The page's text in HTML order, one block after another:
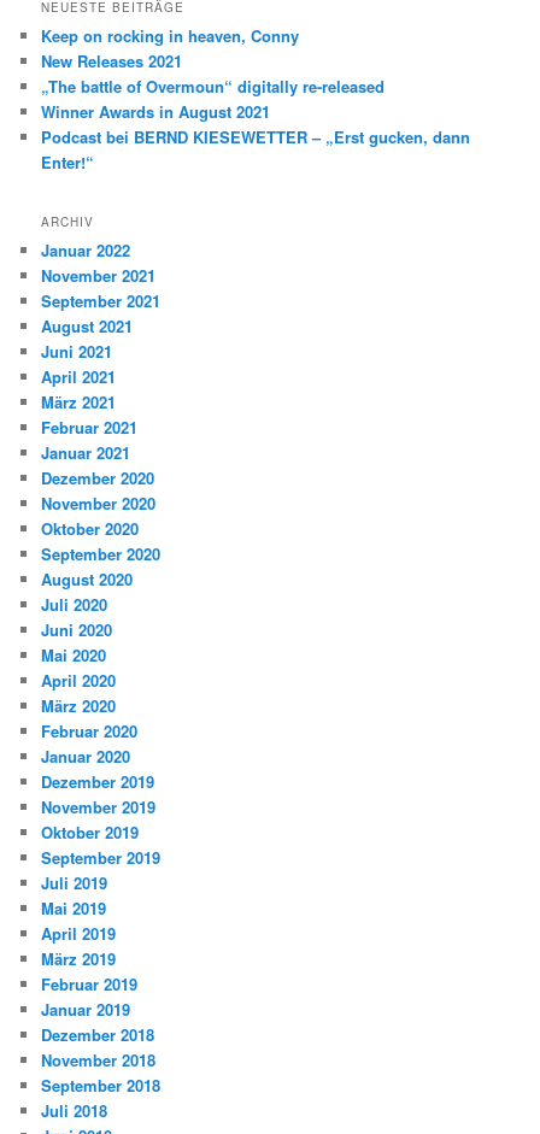
NEUESTE BEITRÄGE
Keep on rocking in heaven, Conny
New Releases 2021
„The battle of Overmoun“ digitally re-released
Winner Awards in August 2021
Podcast bei BERND KIESEWETTER – „Erst gucken, dann
Enter!“
ARCHIV
Januar 2022
November 2021
September 2021
August 2021
Juni 2021
April 2021
März 2021
Februar 2021
Januar 2021
Dezember 2020
November 2020
Oktober 2020
September 2020
August 2020
Juli 2020
Juni 2020
Mai 2020
April 2020
März 2020
Februar 2020
Januar 2020
Dezember 2019
November 2019
Oktober 2019
September 2019
Juli 2019
Mai 2019
April 2019
März 2019
Februar 2019
Januar 2019
Dezember 2018
November 2018
September 2018
Juli 2018